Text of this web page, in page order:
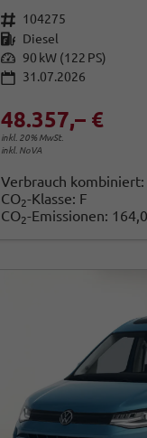
Fahrzeugnr. 104275
Kraftstoff Diesel
Leistung 90 kW (122 PS)
31.07.2026
48.357,– €
inkl. 20% MwSt.
inkl. NoVA
Verbrauch kombiniert:
CO2-Klasse: F
CO2-Emissionen: